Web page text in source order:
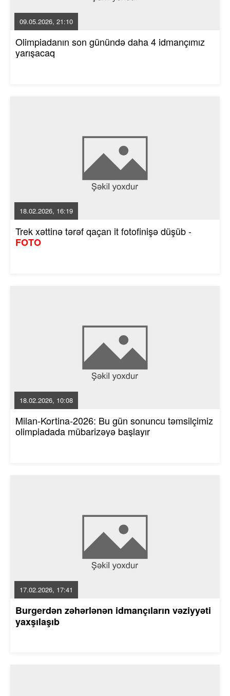
09.05.2026, 21:10
Olimpiadanın son günündə daha 4 idmançımız
yarışacaq
18.02.2026, 16:19
Trek xəttinə tərəf qaçan it fotofinişə düşüb -
FOTO
18.02.2026, 10:08
Milan-Kortina-2026: Bu gün sonuncu təmsilçimiz
olimpiadada mübarizəyə başlayır
17.02.2026, 17:41
Burgerdən zəhərlənən idmançıların vəziyyəti
yaxşılaşıb